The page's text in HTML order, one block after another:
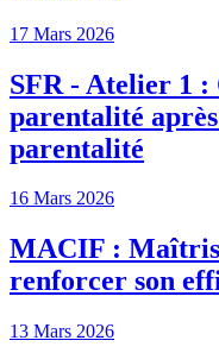
17 Mars 2026
SFR - Atelier 1
parentalité
parentalité
16 Mars 2026
MACIF :
renforcer son
13 Mars 2026